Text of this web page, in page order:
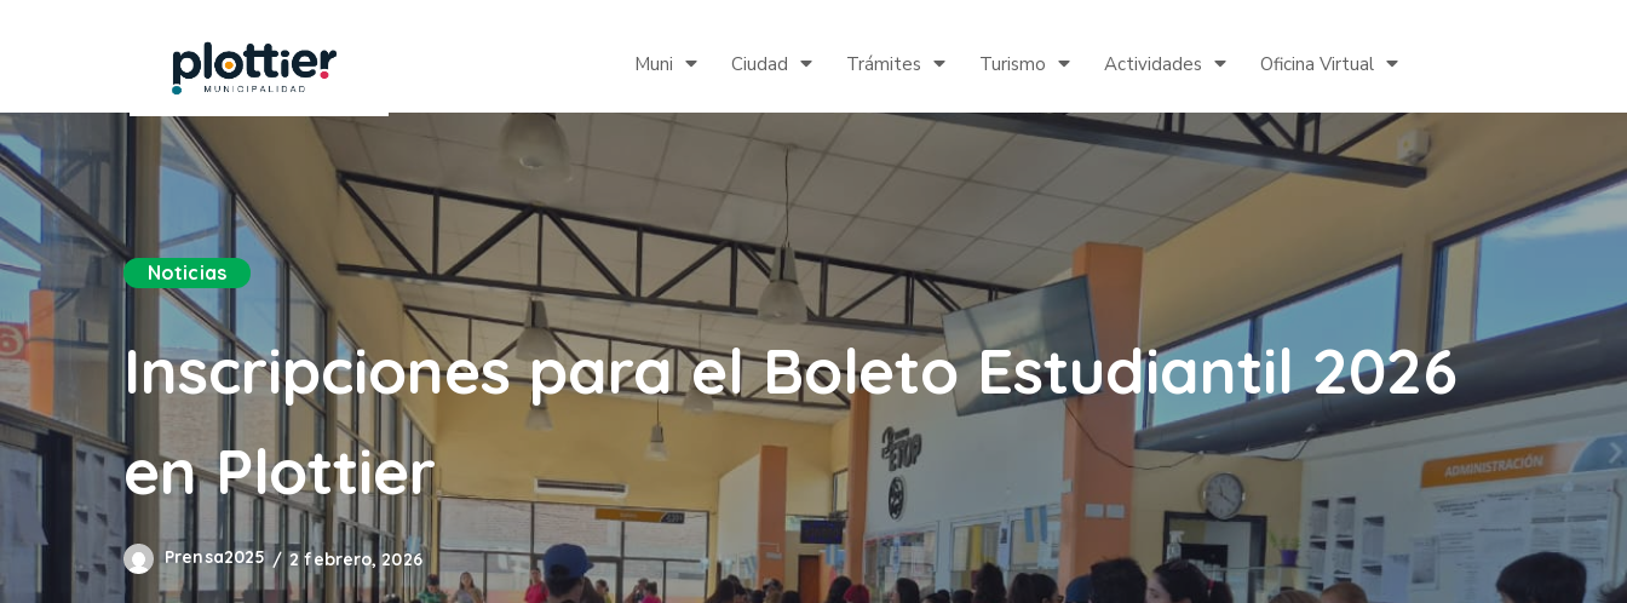
Muni Ciudad Trámites Turismo Actividades Oficina Virtual
Noticias
Inscripciones para el Boleto Estudiantil 2026
en Plottier
Prensa2025 2 febrero, 2026